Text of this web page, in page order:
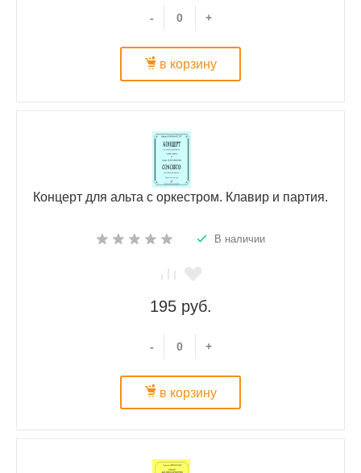
- +
в корзину
Концерт для альта с оркестром. Клавир и партия.
В наличии
195 руб.
- +
в корзину